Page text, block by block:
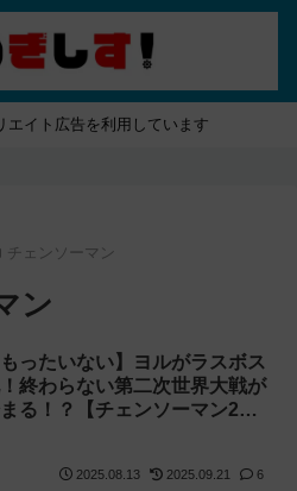
エイト広告を利用しています
チェンソーマン
ン
もったいない】ヨルがラスボス
終わらない第二次世界大戦が
る！？【チェンソーマン2部
2025.08.13 2025.09.21 6